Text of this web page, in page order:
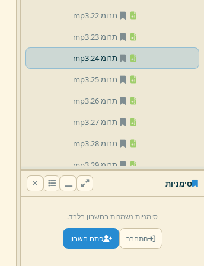
תרומ 22.
mp3
תרומ 23.
mp3
תרומ 24.
mp3
תרומ 25.
mp3
תרומ 26.
mp3
תרומ 27.
mp3
תרומ 28.
mp3
תרומ 29.
mp3
mp3
תרומ 31.
mp3
תרומ 32.
mp3
סימניות
סימניות נשמרות בחשבון בלבד.
התחבר פתח חשבון